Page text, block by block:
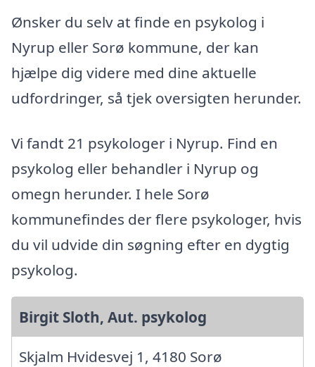
Ønsker du selv at finde en psykolog i
Nyrup eller Sorø kommune, der kan
hjælpe dig videre med dine aktuelle
udfordringer, så tjek oversigten herunder.
Vi fandt 21 psykologer i Nyrup. Find en
psykolog eller behandler i Nyrup og
omegn herunder. I hele Sorø
kommunefindes der flere psykologer, hvis
du vil udvide din søgning efter en dygtig
psykolog.
Birgit Sloth, Aut. psykolog
Skjalm Hvidesvej 1, 4180 Sorø